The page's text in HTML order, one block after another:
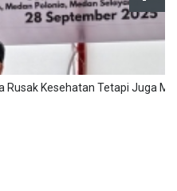
Rusak Kesehatan Tetapi Juga